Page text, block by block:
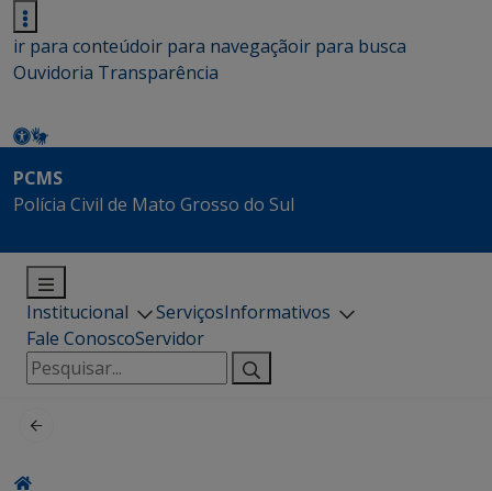
ir para conteúdoir para navegaçãoir para busca
Ouvidoria Transparência
PCMS
Polícia Civil de Mato Grosso do Sul
Institucional ServiçosInformativos
Fale ConoscoServidor
Pesquisar
por: